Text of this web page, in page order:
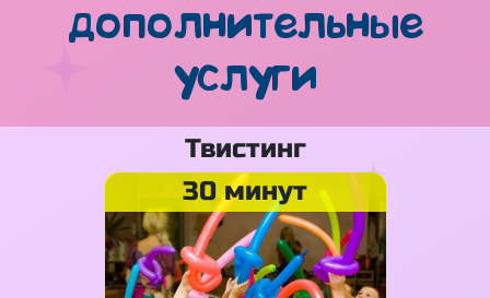
дополнительные
услуги
Твистинг
30 минут